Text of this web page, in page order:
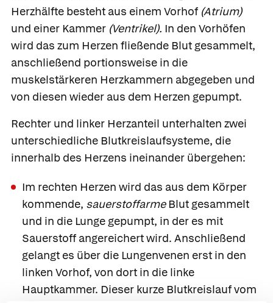
Herzhälfte besteht aus einem Vorhof (Atrium)
und einer Kammer (Ventrikel). In den Vorhöfen
wird das zum Herzen fließende Blut gesammelt,
anschließend portionsweise in die
muskelstärkeren Herzkammern abgegeben und
von diesen wieder aus dem Herzen gepumpt.
Rechter und linker Herzanteil unterhalten zwei
unterschiedliche Blutkreislaufsysteme, die
innerhalb des Herzens ineinander übergehen:
Im rechten Herzen wird das aus dem Körper
kommende, sauerstoffarmeBlut gesammelt
und in die Lunge gepumpt, in der es mit
Sauerstoff angereichert wird. Anschließend
gelangt es über die Lungenvenen erst in den
linken Vorhof, von dort in die linke
Hauptkammer. Dieser kurze Blutkreislauf vom